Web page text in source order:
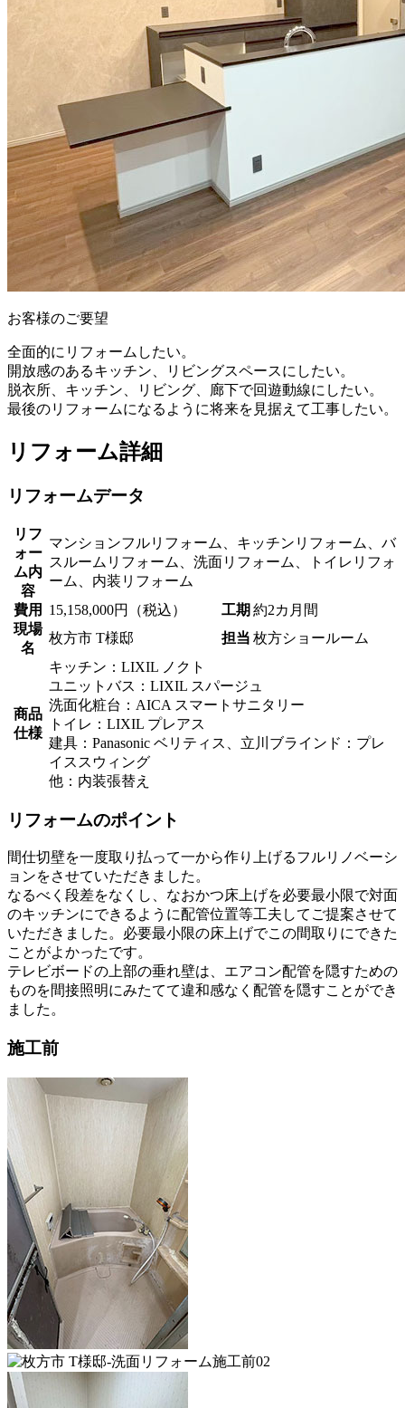
お客様のご要望
全面的にリフォームしたい。
開放感のあるキッチン、リビングスペースにしたい。
脱衣所、キッチン、リビング、廊下で回遊動線にしたい。
最後のリフォームになるように将来を見据えて工事したい。
リフォーム詳細
リフォームデータ
リフ
ォー
ム内
容
マンションフルリフォーム、キッチンリフォーム、バ
スルームリフォーム、洗面リフォーム、トイレリフォ
ーム、内装リフォーム
費用
15,158,000円（税込） 工期 約2カ月間
現場
名
枚方市 T様邸 担当 枚方ショールーム
商品
仕様
キッチン：LIXIL ノクト
ユニットバス：LIXIL スパージュ
洗面化粧台：AICA スマートサニタリー
トイレ：LIXIL プレアス
建具：Panasonic ベリティス、立川ブラインド：プレ
イススウィング
他：内装張替え
リフォームのポイント
間仕切壁を一度取り払って一から作り上げるフルリノベーシ
ョンをさせていただきました。
なるべく段差をなくし、なおかつ床上げを必要最小限で対面
のキッチンにできるように配管位置等工夫してご提案させて
いただきました。必要最小限の床上げでこの間取りにできた
ことがよかったです。
テレビボードの上部の垂れ壁は、エアコン配管を隠すための
ものを間接照明にみたてて違和感なく配管を隠すことができ
ました。
施工前